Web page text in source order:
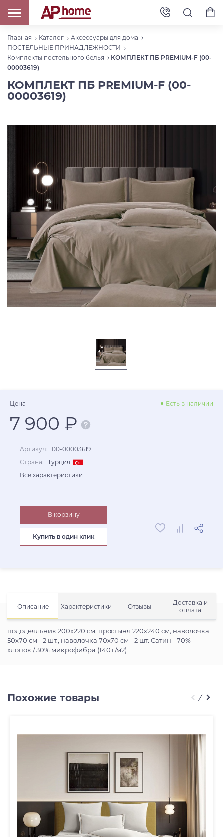
Главная Каталог
Аксессуары для дома
ПОСТЕЛЬНЫЕ ПРИНАДЛЕЖНОСТИ
Комплекты постельного белья
КОМПЛЕКТ ПБ PREMIUM-F (00-
00003619)
КОМПЛЕКТ ПБ PREMIUM-F (00-
00003619)
Описание Характеристики Отзывы
Доставка и
оплата
пододеяльник 200х220 см, простыня 220х240 см, наволочка
50х70 см - 2 шт., наволочка 70х70 см - 2 шт. Сатин - 70%
хлопок / 30% микрофибра (140 г/м2)
Цена Есть в наличии
7 900 ₽
Артикул: 00-00003619
Страна: Турция
Все характеристики
В корзину
Купить в один клик
Похожие товары